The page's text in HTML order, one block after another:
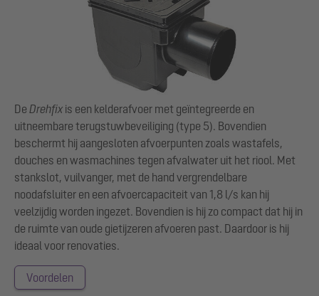
De Drehfix is een kelderafvoer met geïntegreerde en
uitneembare terugstuwbeveiliging (type 5). Bovendien
beschermt hij aangesloten afvoerpunten zoals wastafels,
douches en wasmachines tegen afvalwater uit het riool. Met
stankslot, vuilvanger, met de hand vergrendelbare
noodafsluiter en een afvoercapaciteit van 1,8 l/s kan hij
veelzijdig worden ingezet. Bovendien is hij zo compact dat hij in
de ruimte van oude gietijzeren afvoeren past. Daardoor is hij
ideaal voor renovaties.
Voordelen